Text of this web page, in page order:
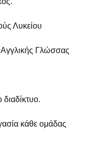
Λυκείου
Γλώσσας
κάθε ομάδας